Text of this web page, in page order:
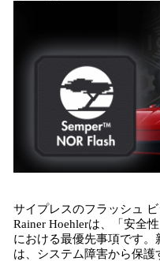
サイプレスのフラッシュ
Rainer Hoehlerは、「安全
における最優先事項です。
は、システム障害から保